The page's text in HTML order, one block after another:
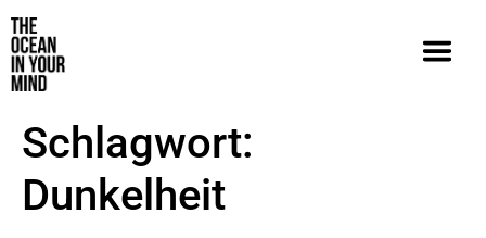
Schlagwort:
Dunkelheit